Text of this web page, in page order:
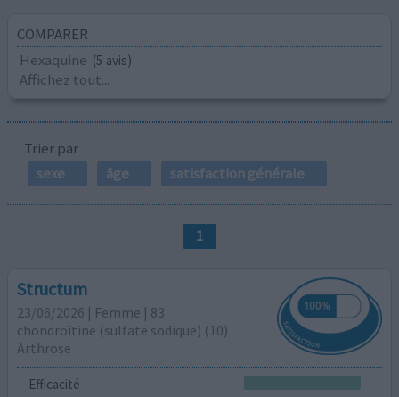
COMPARER
Hexaquine (5 avis)
Affichez tout...
Trier par
sexe
âge satisfaction générale
1
Structum
23/06/2026 | Femme | 83
chondroïtine (sulfate sodique) (10)
Arthrose
Efficacité